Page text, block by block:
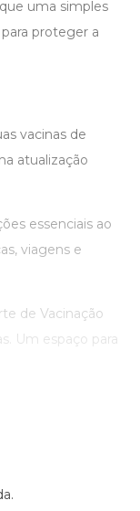
uma simples
proteger a
vacinas de
atualização
essenciais ao
viagens e
de Vacinação
Um espaço para